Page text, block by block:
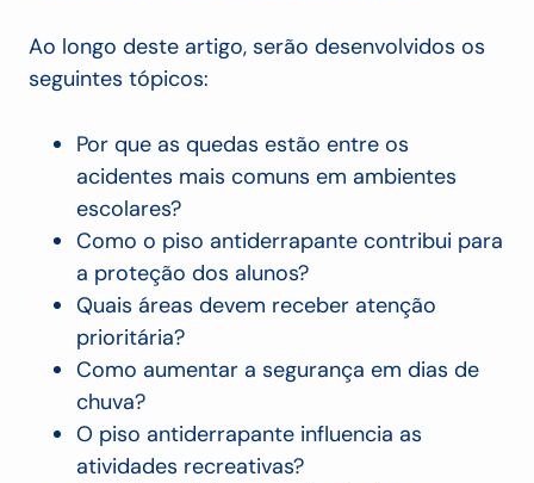
Ao longo deste artigo, serão desenvolvidos os
seguintes tópicos:
Por que as quedas estão entre os
acidentes mais comuns em ambientes
escolares?
Como o piso antiderrapante contribui para
a proteção dos alunos?
Quais áreas devem receber atenção
prioritária?
Como aumentar a segurança em dias de
chuva?
O piso antiderrapante influencia as
atividades recreativas?